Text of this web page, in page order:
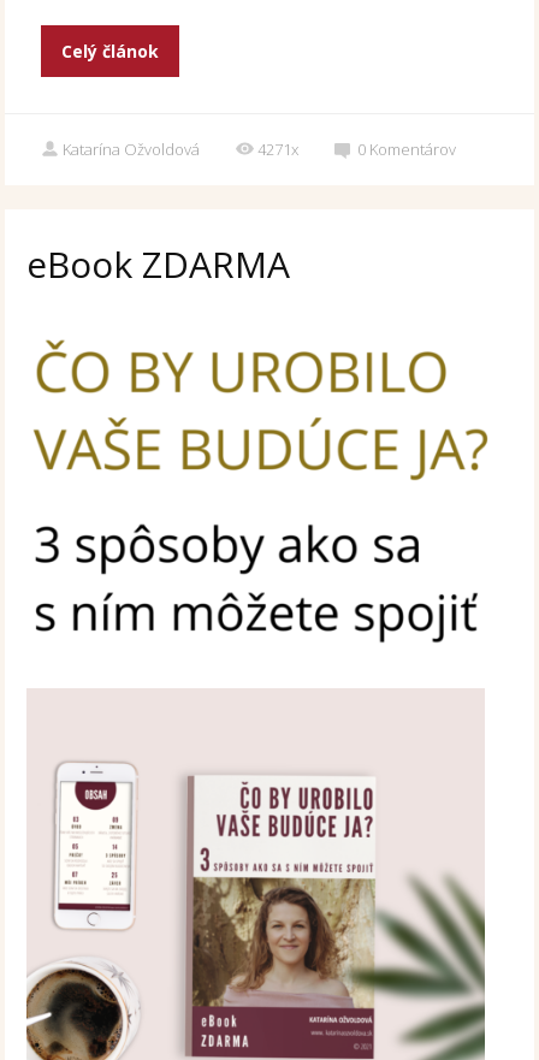
Celý článok
Katarína Ožvoldová 4271x 0 Komentárov
eBook ZDARMA